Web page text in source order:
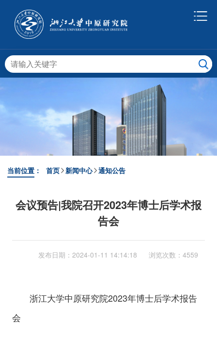
当前位置： 首页 新闻中心 通知公告
会议预告|我院召开2023年博士后学术报
告会
发布日期： 2024-01-11 14:14:18 浏览次数：4559
浙江大学中原研究院2023年博士后学术报告
会